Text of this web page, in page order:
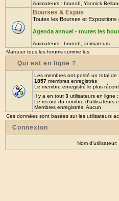
Animateurs : brunob Yannick
Bourses & Expos
Toutes les Bourses et
Agenda annuel - toutes les
Animateurs : brunob animateurs
Marquer tous les forums comme lus
Qui est en ligne ?
Les membres ont posté un total de
1857 membres enregistrés
Le membre enregistré le plus
Il y a en tout 3 utilisateurs en ligne
Le record du nombre d'utilisateurs
Membres enregistrés: Aucun
Ces données sont basées sur les utilisateurs
Connexion
Nom d'utilisateur: